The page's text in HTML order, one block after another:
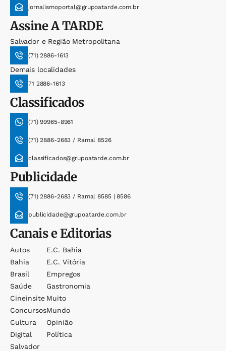
jornalismoportal@grupoatarde.com.br
AssineA TARDE
Salvador e Região Metropolitana
(71) 2886-1613
Demais localidades
71 2886-1613
Classificados
(71) 99965-8961
(71) 2886-2683 / Ramal 8526
classificados@grupoatarde.com.br
Publicidade
(71) 2886-2683 / Ramal 8585 | 8586
publicidade@grupoatarde.com.br
Canais e Editorias
Autos
Bahia
Brasil
Saúde
Cineinsite
Concursos
Cultura
Digital
Salvador
E.c. Bahia
E.c. Vitória
Empregos
Gastronomia
Muito
Mundo
Opinião
Política